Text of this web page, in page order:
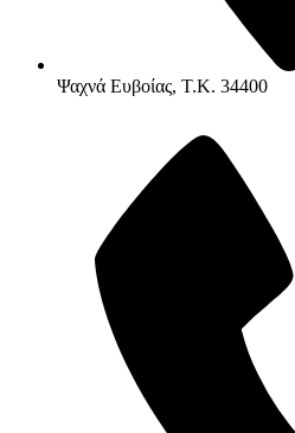
Ψαχνά Ευβοίας, Τ.Κ. 34400